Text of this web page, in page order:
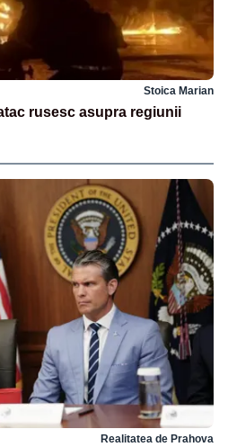
Stoica Marian
rusesc asupra regiunii
Realitatea de Prahova